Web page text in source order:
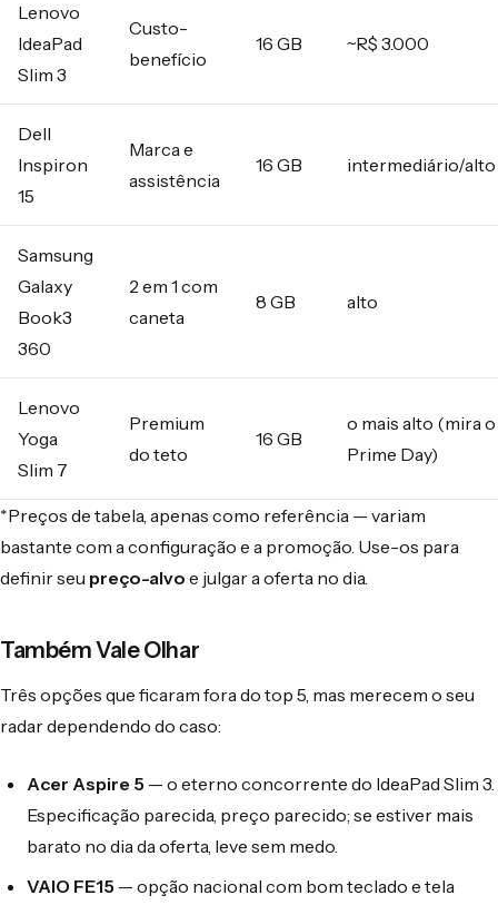
Lenovo
IdeaPad
Slim 3
Custo-
benefício
16 GB ~R$ 3.000
Dell
Inspiron
15
Marca e
assistência
16 GB intermediário/alto
Samsung
Galaxy
Book3
360
2 em 1 com
caneta
8 GB alto
Lenovo
Yoga
Slim 7
Premium
do teto
16 GB
o mais alto (mira o
Prime Day)
*Preços de tabela, apenas como referência — variam
bastante com a configuração e a promoção. Use-os para
definir seu preço-alvo e julgar a oferta no dia.
Também Vale Olhar
Três opções que ficaram fora do top 5, mas merecem o seu
radar dependendo do caso:
Acer Aspire 5 — o eterno concorrente do IdeaPad Slim 3.
Especificação parecida, preço parecido; se estiver mais
barato no dia da oferta, leve sem medo.
VAIO FE15 — opção nacional com bom teclado e tela